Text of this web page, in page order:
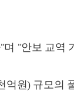
"안보 교역
원) 규모